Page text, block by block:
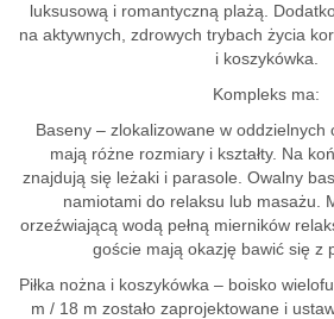
luksusową i romantyczną plażą.
na aktywnych, zdrowych trybach życia
i koszykówka.
Kompleks ma:
Baseny – zlokalizowane w oddzielnych
mają różne rozmiary i kształty. Na
znajdują się leżaki i parasole. Owalny
namiotami do relaksu lub masażu.
orzeźwiającą wodą pełną mierników
goście mają okazję bawić się z
Piłka nożna i koszykówka – boisko
m / 18 m zostało zaprojektowane i